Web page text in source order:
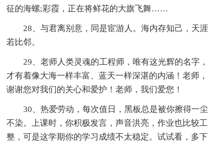
征的海螺;彩霞，正在将鲜花的大旗飞舞……
28、与君离别意，同是宦游人。海内存知己，天涯
若比邻。
29、老师人类灵魂的工程师，唯有这光辉的名字，
才有着像大海一样丰富、蓝天一样深湛的内涵！老师，
谢谢您对我们的关心和爱护！老师，我们爱您！
30、热爱劳动，每次值日，黑板总是被你擦得一尘
不染。上课时，你积极发言，声音洪亮，作业也比较工
整，可是这学期你的学习成绩不太稳定。试试看，多下